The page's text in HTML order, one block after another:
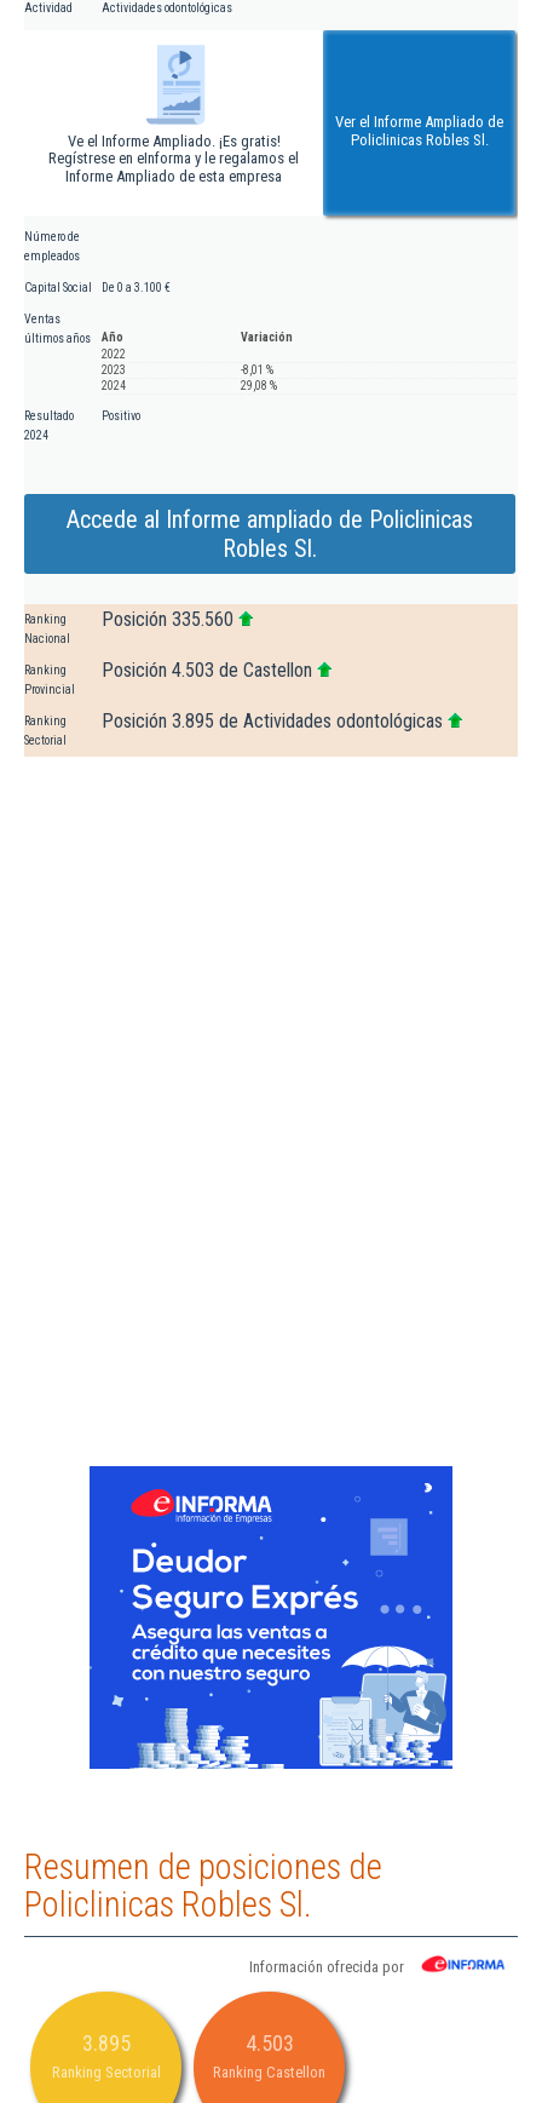
Actividad Actividades odontológicas
Ve el Informe Ampliado. ¡Es gratis!
Regístrese en eInforma y le regalamos el
Informe Ampliado de esta empresa
Ver el Informe Ampliado de
Policlinicas Robles Sl.
Número de
empleados
Capital Social De 0 a 3.100 €
Ventas
últimos años
Año
Variación
2022
2023
-8,01 %
2024
29,08 %
Resultado
2024
Positivo
Accede al Informe ampliado de Policlinicas
Robles Sl.
Ranking
Nacional
Posición 335.560
Ranking
Provincial
Posición 4.503 de Castellon
Ranking
Sectorial
Posición 3.895 de Actividades odontológicas
Resumen de posiciones de
Policlinicas Robles Sl.
Información ofrecida por
3.895
Ranking Sectorial
4.503
Ranking Castellon